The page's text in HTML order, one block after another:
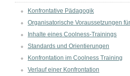
Konfrontative Pädagogik
Organisatorische Voraussetzungen
Inhalte eines Coolness-Trainings
Standards und Orientierungen
Konfrontation im Coolness Training
Verlauf einer Konfrontation